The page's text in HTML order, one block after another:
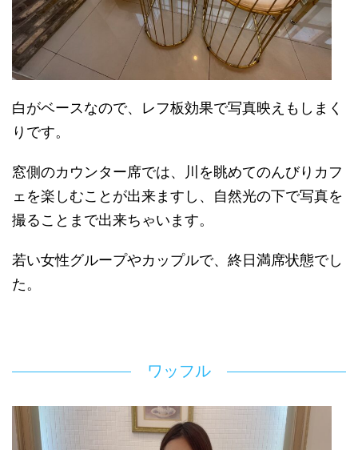
白がベースなので、レフ板効果で写真映えもしまく
りです。
窓側のカウンター席では、川を眺めてのんびりカフ
ェを楽しむことが出来ますし、自然光の下で写真を
撮ることまで出来ちゃいます。
若い女性グループやカップルで、終日満席状態でし
た。
ワッフル